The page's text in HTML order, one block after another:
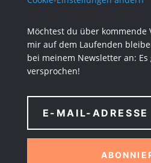
Möchtest du über kommende
mir auf dem Laufenden
bei meinem Newsletter an:
versprochen!